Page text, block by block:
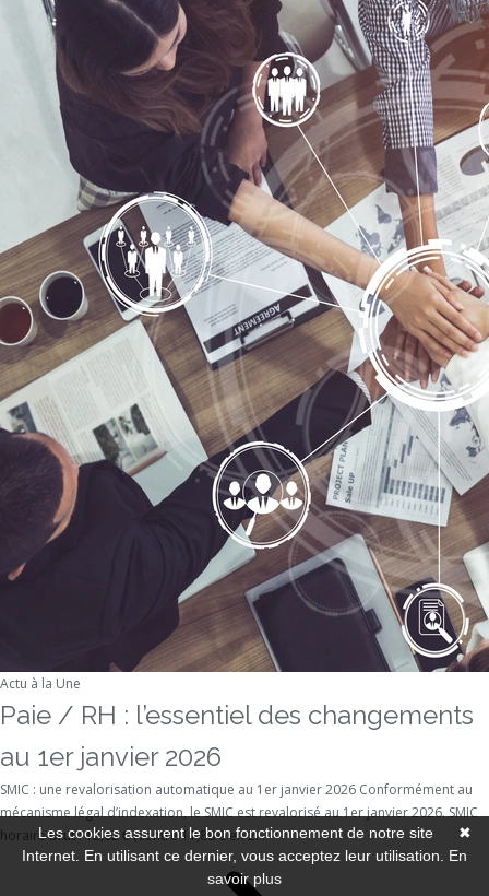
Actu à la Une
Paie / RH : l’essentiel des changements
au 1er janvier 2026
SMIC : une revalorisation automatique au 1er janvier 2026 Conformément au
mécanisme légal d’indexation, le SMIC est revalorisé au 1er janvier 2026. SMIC
horaire brut : 12,02 € (contre 11,88 € en 2...
✖
Les cookies assurent le bon fonctionnement de notre site
Internet. En utilisant ce dernier, vous acceptez leur utilisation. En
savoir plus